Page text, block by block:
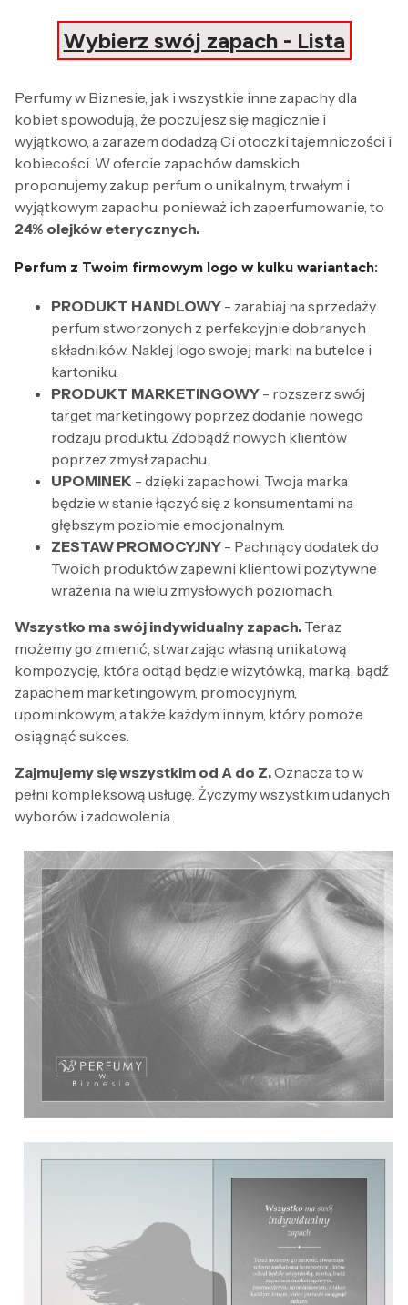
Wybierz swój zapach - Lista
Perfumy w Biznesie, jak i wszystkie inne zapachy dla
kobiet spowodują, że poczujesz się magicznie i
wyjątkowo, a zarazem dodadzą Ci otoczki tajemniczości i
kobiecości. W ofercie zapachów damskich
proponujemy zakup perfum o unikalnym, trwałym i
wyjątkowym zapachu, ponieważ ich zaperfumowanie, to
24% olejków eterycznych.
Perfum z Twoim firmowym logo w kulku wariantach:
PRODUKT HANDLOWY - zarabiaj na sprzedaży
perfum stworzonych z perfekcyjnie dobranych
składników. Naklej logo swojej marki na butelce i
kartoniku.
PRODUKT MARKETINGOWY - rozszerz swój
target marketingowy poprzez dodanie nowego
rodzaju produktu. Zdobądź nowych klientów
poprzez zmysł zapachu.
UPOMINEK - dzięki zapachowi, Twoja marka
będzie w stanie łączyć się z konsumentami na
głębszym poziomie emocjonalnym.
ZESTAW PROMOCYJNY - Pachnący dodatek do
Twoich produktów zapewni klientowi pozytywne
wrażenia na wielu zmysłowych poziomach.
Wszystko ma swój indywidualny zapach. Teraz
możemy go zmienić, stwarzając własną unikatową
kompozycję, która odtąd będzie wizytówką, marką, bądź
zapachem marketingowym, promocyjnym,
upominkowym, a także każdym innym, który pomoże
osiągnąć sukces.
Zajmujemy się wszystkim od A do Z.Oznacza to w
pełni kompleksową usługę. Życzymy wszystkim udanych
wyborów i zadowolenia.